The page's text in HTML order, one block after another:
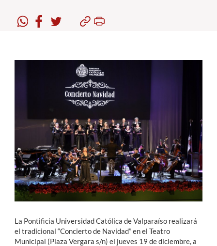
Formación Continua
La Pontificia Universidad Católica de Valparaíso realizará
el tradicional “Concierto de Navidad” en el Teatro
Municipal (Plaza Vergara s/n) el jueves 19 de diciembre, a